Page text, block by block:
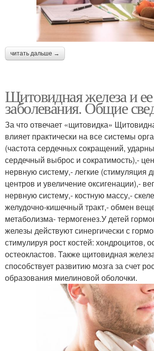
читать дальше →
Щитовидная железа и ее
заболевания. Общие
За что отвечает «щитовидка»
влияет практически на все системы
(частота сердечных сокращений,
сердечный выброс и сократимость),-
нервную систему,- легкие (стимуляция
центров и увеличение оксигенации),-
нервную систему,- костную массу,-
желудочно-кишечный тракт,- обмен
метаболизма- термогенез.У детей
железы действуют синергически с
стимулируя рост костей: хондроцитов,
остеокластов. Также щитовидная
способствует развитию мозга за счет
образования миелиновой оболочки.